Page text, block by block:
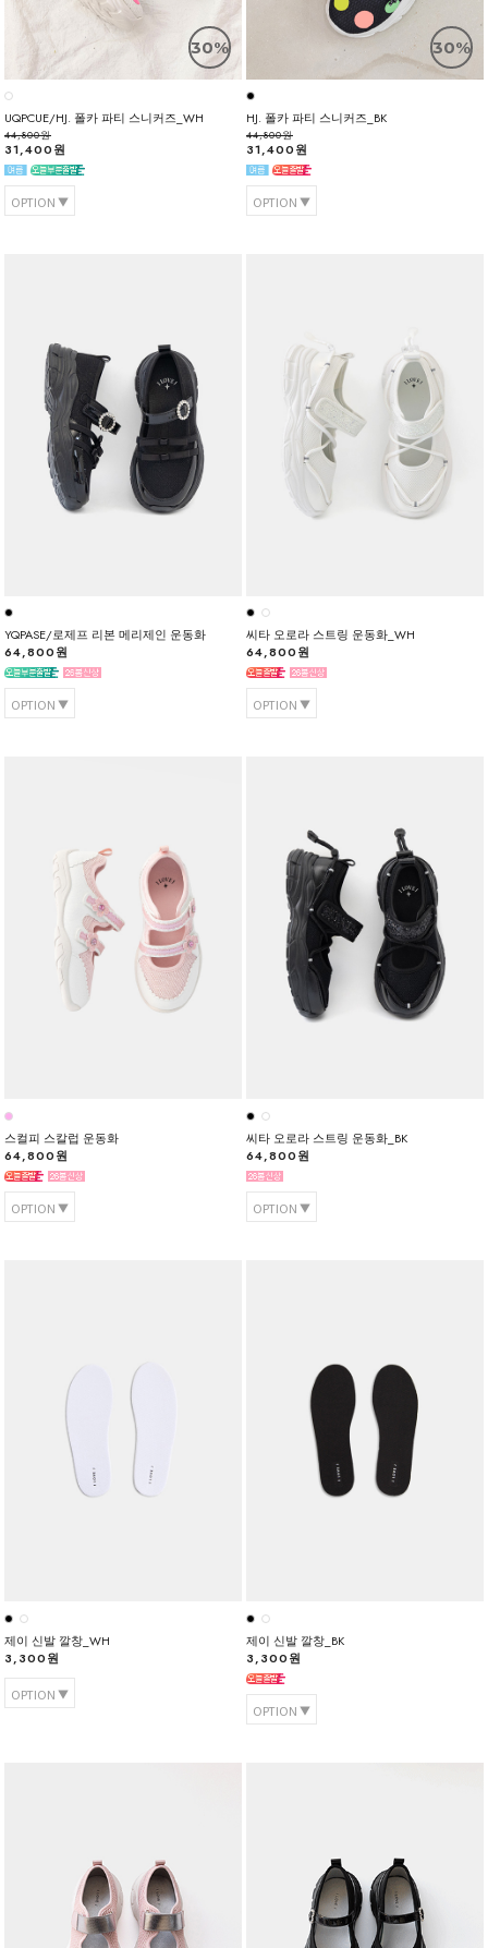
30%
UQPCUE/HJ. 폴카 파티 스니커즈_WH
44,800원
31,400원
OPTION
30%
HJ. 폴카 파티 스니커즈_BK
44,800원
31,400원
OPTION
YQPASE/로제프 리본 메리제인 운동화
64,800원
OPTION
씨타 오로라 스트링 운동화_WH
64,800원
OPTION
스컬피 스칼럽 운동화
64,800원
OPTION
씨타 오로라 스트링 운동화_BK
64,800원
OPTION
제이 신발 깔창_WH
3,300원
OPTION
제이 신발 깔창_BK
3,300원
OPTION